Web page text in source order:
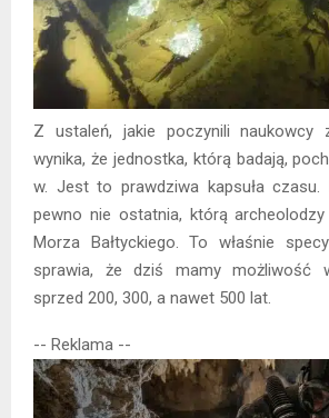
Z ustaleń, jakie poczynili naukowcy
wynika, że jednostka, którą badają,
w. Jest to prawdziwa kapsuła
pewno nie ostatnia, którą
Morza Bałtyckiego. To właśnie
sprawia, że dziś mamy możliwość
sprzed 200, 300, a nawet 500 lat.
-- Reklama --